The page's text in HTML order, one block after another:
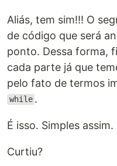
Aliás, tem sim!!! O
de código que será
ponto. Dessa forma,
cada parte já que
pelo fato de termos
while .
É isso. Simples assim.
Curtiu?